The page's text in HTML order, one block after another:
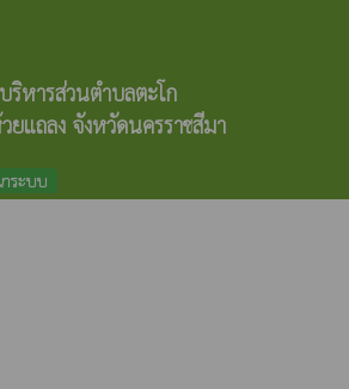
ริหารส่วนตำบลตะโก
ยแถลง จังหวัดนครราชสีมา
ระบบ